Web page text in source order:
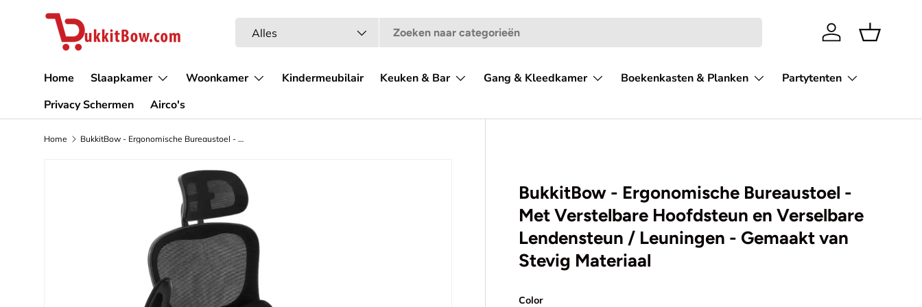
Ga naar inhoud
Alles InloggenMandje
Home Slaapkamer Woonkamer Kindermeubilair Keuken & Bar Gang & Kleedkamer Boekenkasten & Planken
Partytenten
Privacy Schermen
Airco's
Home BukkitBow - Ergonomische Bureaustoel - Met Verstelbare Hoofdsteun en Verselbare Lendensteun / Leuningen - Gemaakt van Stevig Materiaal
BukkitBow - Ergonomische Bureaustoel -
Met Verstelbare Hoofdsteun en Verselbare
Lendensteun / Leuningen - Gemaakt van
Stevig Materiaal
Color